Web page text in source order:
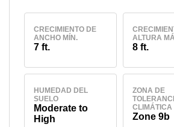
CRECIMIENTO DE
ANCHO MÍN.
7 ft.
ALTURA
8 ft.
HUMEDAD DEL
SUELO
Moderate to
High
ZONA DE
CLIMÁTICA
Zone 9b